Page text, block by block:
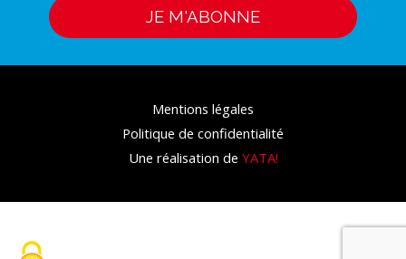
Mentions légales
Politique de confidentialité
Une réalisation de YATA!